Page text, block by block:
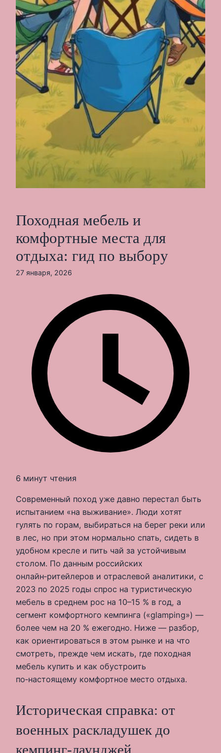
Походная мебель и
комфортные места для
отдыха: гид по выбору
27 января, 2026
6 минут чтения
Современный поход уже давно перестал быть
испытанием «на выживание». Люди хотят
гулять по горам, выбираться на берег реки или
в лес, но при этом нормально спать, сидеть в
удобном кресле и пить чай за устойчивым
столом. По данным российских
онлайн‑ритейлеров и отраслевой аналитики, с
2023 по 2025 годы спрос на туристическую
мебель в среднем рос на 10–15 % в год, а
сегмент комфортного кемпинга («glamping») —
более чем на 20 % ежегодно. Ниже — разбор,
как ориентироваться в этом рынке и на что
смотреть, прежде чем искать, где походная
мебель купить и как обустроить
по‑настоящему комфортное место отдыха.
Историческая справка: от
военных раскладушек до
кемпинг‑лаунджей